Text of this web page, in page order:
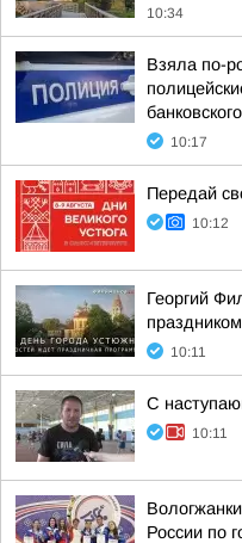
10:34
Взяла по-
10:17
Передай
10:12
Георгий
10:11
С
10:11
России по